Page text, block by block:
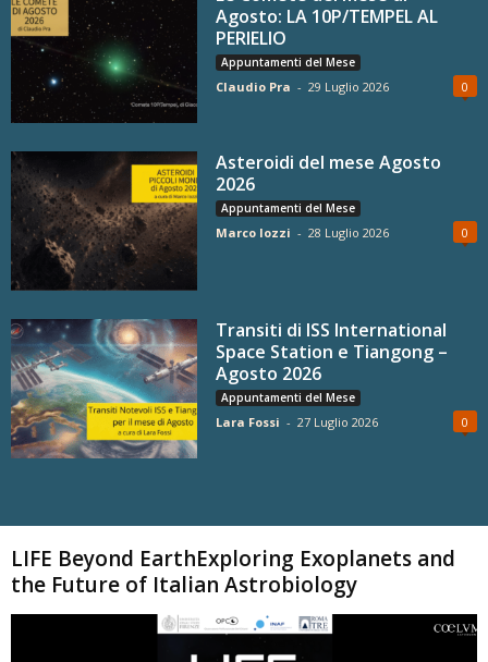
Agosto: LA 10P/TEMPEL AL
PERIELIO
Appuntamenti del Mese
Claudio Pra - 29 Luglio 2026 0
Asteroidi del mese Agosto
2026
Appuntamenti del Mese
Marco Iozzi - 28 Luglio 2026 0
Transiti di ISS International
Space Station e Tiangong –
Agosto 2026
Appuntamenti del Mese
Lara Fossi - 27 Luglio 2026 0
LIFE Beyond EarthExploring Exoplanets and
the Future of Italian Astrobiology